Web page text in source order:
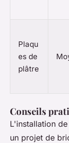
Plaqu
es de
plâtre
Conseils
L'installation
un projet de